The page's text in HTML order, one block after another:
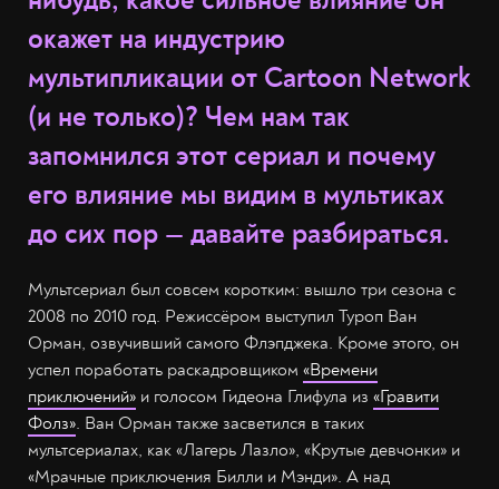
окажет на индустрию
мультипликации от Cartoon Network
(и не только)? Чем нам так
запомнился этот сериал и почему
его влияние мы видим в мультиках
до сих пор — давайте разбираться.
Мультсериал был совсем коротким: вышло три сезона с
2008 по 2010 год. Режиссёром выступил Туроп Ван
Орман, озвучивший самого Флэпджека. Кроме этого, он
успел поработать раскадровщиком «Времени
приключений» и голосом Гидеона Глифула из «Гравити
Фолз». Ван Орман также засветился в таких
мультсериалах, как «Лагерь Лазло», «Крутые девчонки» и
«Мрачные приключения Билли и Мэнди». А над